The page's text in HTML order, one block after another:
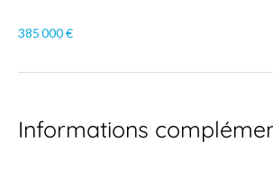
385 000 €
Informations